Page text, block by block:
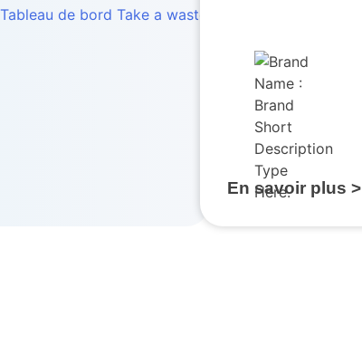
En savoir plus >